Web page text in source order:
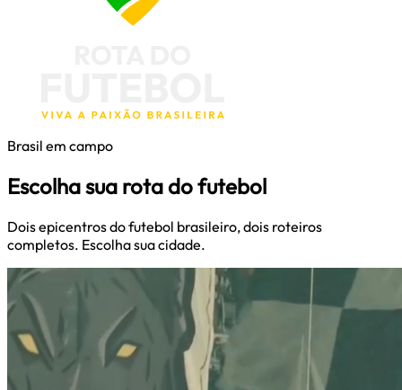
Brasil em campo
Escolha sua rota do futebol
Dois epicentros do futebol brasileiro, dois roteiros
completos. Escolha sua cidade.